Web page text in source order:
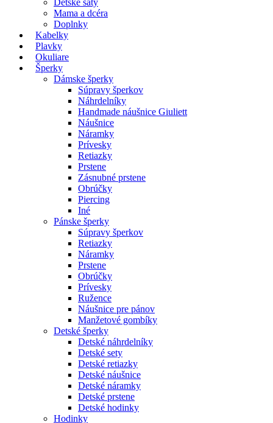
Detské šaty
Mama a dcéra
Doplnky
Kabelky
Plavky
Okuliare
Šperky
Dámske šperky
Súpravy šperkov
Náhrdelníky
Handmade náušnice Giuliett
Náušnice
Náramky
Prívesky
Retiazky
Prstene
Zásnubné prstene
Obrúčky
Piercing
Iné
Pánske šperky
Súpravy šperkov
Retiazky
Náramky
Prstene
Obrúčky
Prívesky
Ružence
Náušnice pre pánov
Manžetové gombíky
Detské šperky
Detské náhrdelníky
Detské sety
Detské retiazky
Detské náušnice
Detské náramky
Detské prstene
Detské hodinky
Hodinky